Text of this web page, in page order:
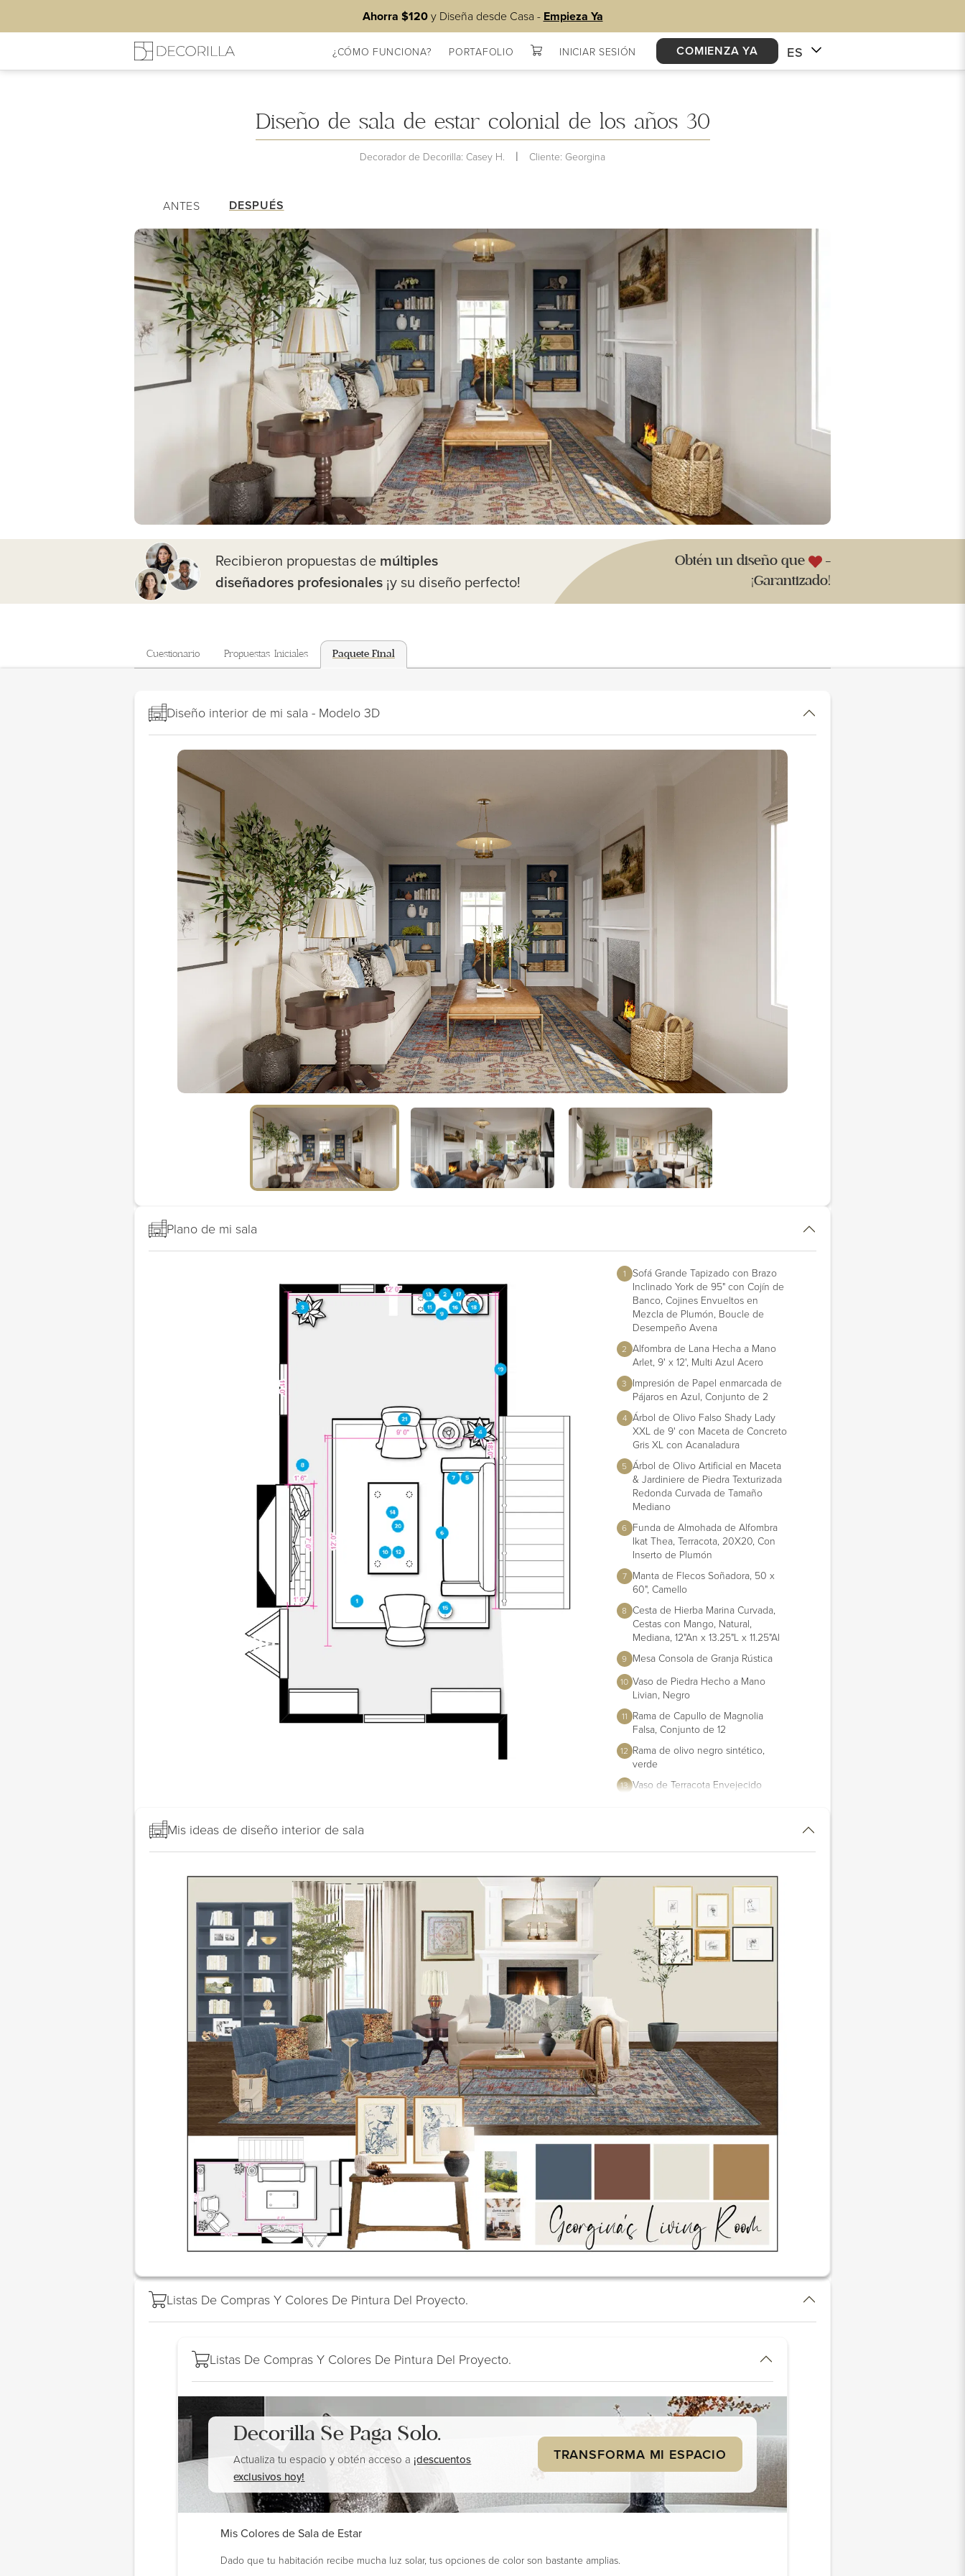
Ahorra $120y Diseña desde Casa - Empieza Ya
¿CÓMO FUNCIONA? PORTAFOLIO INICIAR SESIÓN COMIENZA YA ES
Diseño de sala de estar colonial de los años 30
Decorador de Decorilla: Casey H. | Cliente: Georgina
ANTES DESPUÉS
Recibieron propuestas de múltiples
diseñadores profesionales ¡y su diseño perfecto!
Obtén un diseño que
-
¡Garantizado!
Cuestionario Propuestas Iniciales Paquete Final
Mi Sala de Estar Listas de Compras
Diseño interior de mi sala - Modelo 3D
Plano de mi sala
1 Sofá Grande Tapizado con Brazo
Inclinado York de 95" con Cojín de
Banco, Cojines Envueltos en
Mezcla de Plumón, Boucle de
Desempeño Avena
2 Alfombra de Lana Hecha a Mano
Arlet, 9' x 12', Multi Azul Acero
3 Impresión de Papel enmarcada de
Pájaros en Azul, Conjunto de 2
4 Árbol de Olivo Falso Shady Lady
XXL de 9' con Maceta de Concreto
Gris XL con Acanaladura
5 Árbol de Olivo Artificial en Maceta
& Jardiniere de Piedra Texturizada
Redonda Curvada de Tamaño
Mediano
6 Funda de Almohada de Alfombra
Ikat Thea, Terracota, 20X20, Con
Inserto de Plumón
7 Manta de Flecos Soñadora, 50 x
60", Camello
8 Cesta de Hierba Marina Curvada,
Cestas con Mango, Natural,
Mediana, 12"An x 13.25"L x 11.25"Al
9 Mesa Consola de Granja Rústica
10 Vaso de Piedra Hecho a Mano
Livian, Negro
11 Rama de Capullo de Magnolia
Falsa, Conjunto de 12
12 Rama de olivo negro sintético,
verde
13 Vaso de Terracota Envejecido
Facetado, Latón Antiguo
Tazón de Pedestal Torcido, Regular,
Negro Carbonizado
Lámpara de mesa de cerámica
Faris de 21", base negra mate con
pantalla grande texturada, marfil
Colección de impresiones de
pared Chateau Gallery - 6 piezas
19 Banco de Cuero Harlow
20 Sillón de acento Rose de The
Everygirl®
Mis ideas de diseño interior de sala
Listas De Compras Y Colores De Pintura Del Proyecto.
Listas De Compras Y Colores De Pintura Del Proyecto.
Decorilla SePaga Solo.
Actualiza tu espacio y obtén acceso a ¡descuentos
exclusivos hoy!
TRANSFORMA MI ESPACIO
Mis Colores de Sala de Estar
Dado que tu habitación recibe mucha luz solar, tus opciones de color son bastante amplias.